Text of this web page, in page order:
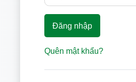
Đăng nhập
Quên mật khẩu?